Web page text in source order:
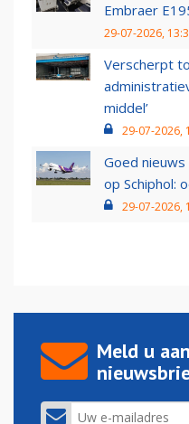
Embraer
29-07-2026,
Verscherpt
middel’
29-07-2026,
Goed
op Schiphol:
29-07-2026,
Meld u